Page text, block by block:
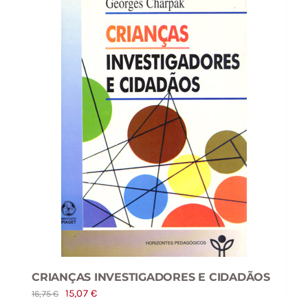
CRIANÇAS INVESTIGADORES E CIDADÃOS
16,75€
O
15,07€O